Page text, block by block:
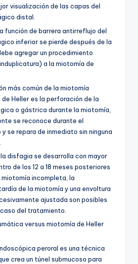
visualización de las capas del
distal.
función de barrera antirreflujo del
inferior se pierde después de la
agregar un procedimiento
a la miotomía de
más común de la miotomía
Heller es la perforación de la
o gástrica durante la miotomía,
se reconoce durante el
se repara de inmediato sin ninguna
disfagia se desarrolla con mayor
de los 12 a 18 meses posteriores
miotomía incompleta, la
de la miotomía y una envoltura
ajustada son posibles
del tratamiento.
versus miotomía de Heller
peroral es una técnica
crea un túnel submucoso para